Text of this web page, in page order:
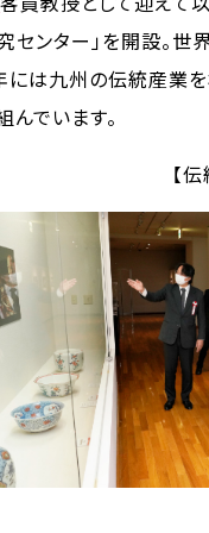
ンター」を開設。
は九州の伝統産業
でいます。
【